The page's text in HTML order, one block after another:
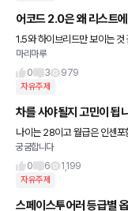
어코드 2.0은 왜 리스트
1.5와 하이브리드만 보이는 것
립니다.
마리마루
0
3 979
자유주제
차를 사야될지 고민이 됩
나이는 28이고 월급은 인센
점점 나이도 들다보니 차를 사
무지라.... 알려주세요
궁굼합니다
0
6 1,199
자유주제
스페이스투어러 등급별